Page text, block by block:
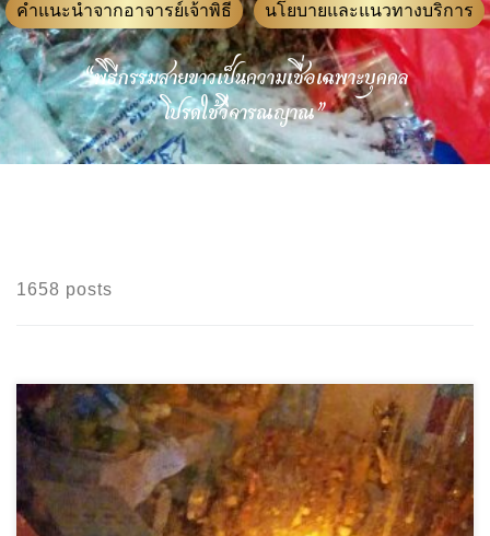
คำแนะนำจากอาจารย์เจ้าพิธี นโยบายและแนวทางบริการ
“พิธีกรรมสายขาวเป็นความเชื่อเฉพาะบุคคล
โปรดใช้วิจารณญาณ”
1658 posts